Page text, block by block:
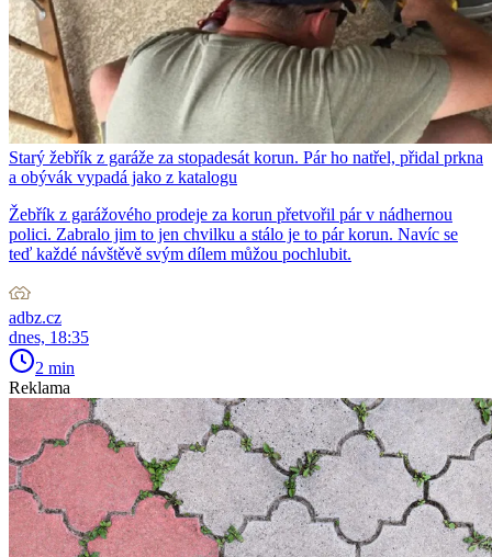
Starý žebřík z garáže za stopadesát korun. Pár ho natřel, přidal prkna
a obývák vypadá jako z katalogu
Žebřík z garážového prodeje za korun přetvořil pár v nádhernou
polici. Zabralo jim to jen chvilku a stálo je to pár korun. Navíc se
teď každé návštěvě svým dílem můžou pochlubit.
adbz.cz
dnes, 18:35
2 min
Reklama